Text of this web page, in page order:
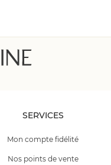
SERVICES
Mon compte fidélité
Nos points de vente